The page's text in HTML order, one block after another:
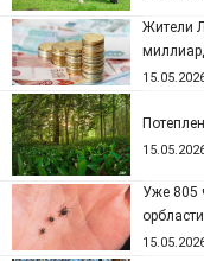
Жители
Уже 805